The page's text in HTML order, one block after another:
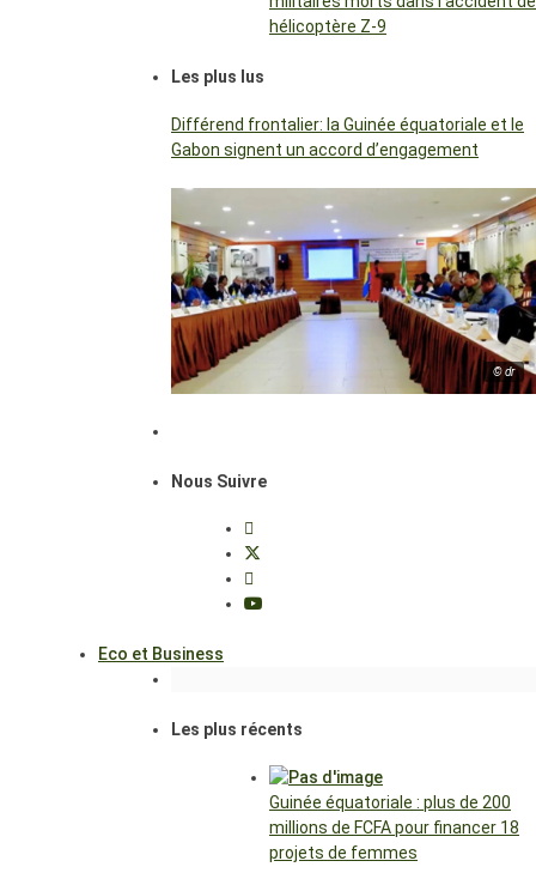
hélicoptère Z-9
Les plus lus
Différend frontalier: la Guinée équatoriale et le
Gabon signent un accord d’engagement
© dr
Nous Suivre
Eco et Business
Les plus récents
Guinée équatoriale : plus de 200
millions de FCFA pour financer 18
projets de femmes